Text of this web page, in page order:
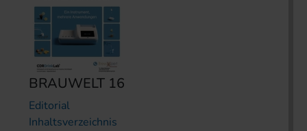
BRAUWELT 16
Editorial
Inhaltsverzeichnis